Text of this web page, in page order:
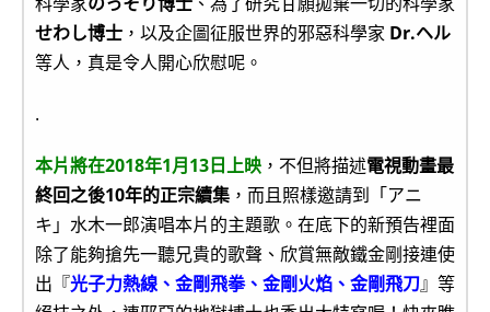
せわし博士 ，以及企圖征服世界的邪惡科學家 Dr.ヘル
等人，真是令人開心欣慰呢。
.
本片將在2018年1月13日上映 ，不但將描述電視動畫最
終回之後10年的正宗續集 ，而且照樣邀請到「アニ
キ」水木一郎演唱本片的主題歌。在底下的新預告裡面
除了能夠搶先一聽兄貴的歌聲、欣賞無敵鐵金剛接連使
出『光子力熱線、金剛飛拳、金剛火焰、金剛飛刀』等